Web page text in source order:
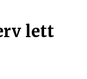
lett